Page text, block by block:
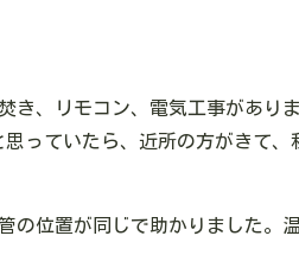
き、リモコン、電気工事があり
っていたら、近所の方がきて
位置が同じで助かりました。